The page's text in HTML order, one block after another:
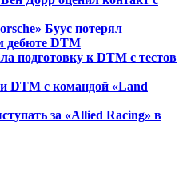
Буус потерял
дебюте DTM
подготовку к DTM с тестов
DTM с командой «Land
за «Allied Racing» в